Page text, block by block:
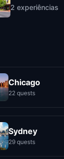
2 experiências
Chicago
22 quests
Sydney
29 quests